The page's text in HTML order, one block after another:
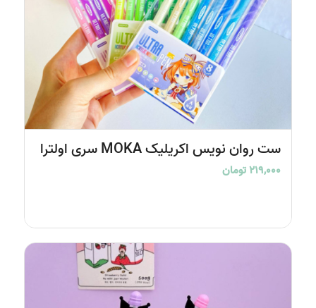
ست روان نویس اکریلیک MOKA سری اولترا
۲۱۹,۰۰۰تومان